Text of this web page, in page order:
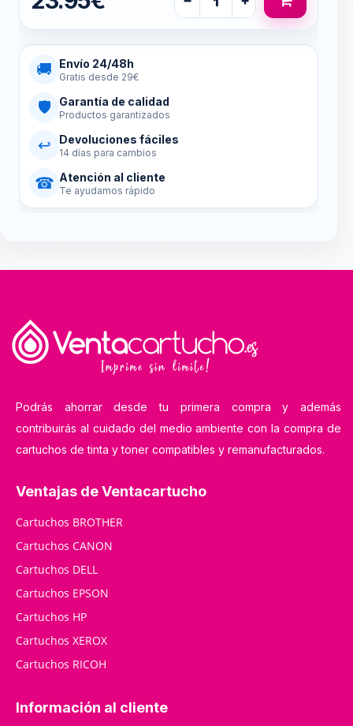
🚚 Envío 24/48h
Gratis desde 29€
🛡 Garantía de calidad
Productos garantizados
↩ Devoluciones fáciles
14 días para cambios
☎ Atención al cliente
Te ayudamos rápido
Podrás ahorrar desde tu primera compra y además
contribuirás al cuidado del medio ambiente con la compra de
cartuchos de tinta y toner compatibles y remanufacturados.
Ventajas de Ventacartucho
Cartuchos BROTHER
Cartuchos CANON
Cartuchos DELL
Cartuchos EPSON
Cartuchos HP
Cartuchos XEROX
Cartuchos RICOH
Información al cliente